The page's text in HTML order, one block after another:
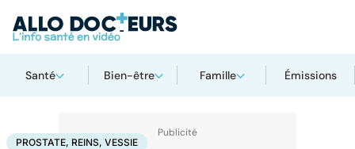
Santé Bien-être Famille Émissions
AccueilSanté MaladiesCancerProstate, reins, vessie
PROSTATE, REINS, VESSIE